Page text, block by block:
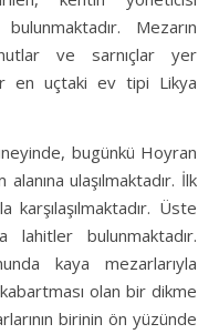
Mezarın
ve sarnıçlar yer
en uçtaki ev tipi Likya
bugünkü Hoyran
ulaşılmaktadır. İlk
Üste
lahitler bulunmaktadır.
kaya mezarlarıyla
olan bir dikme
birinin ön yüzünde